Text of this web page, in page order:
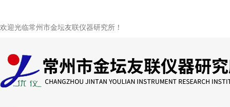
欢迎光临常州市金坛友联仪器研究所！